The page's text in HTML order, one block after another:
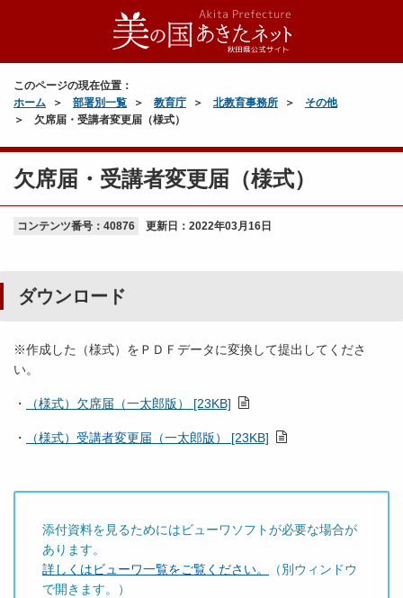
このページの現在位置：
ホーム
部署別一覧 教育庁 北教育事務所
その他
欠席届・受講者変更届（様式）
欠席届・受講者変更届（様式）
コンテンツ番号：40876 更新日： 2022年03月16日
ダウンロード
※作成した（様式）をＰＤＦデータに変換して提出してくださ
い。
・ （様式）欠席届（一太郎版） [23KB]
・ （様式）受講者変更届（一太郎版） [23KB]
添付資料を見るためにはビューワソフトが必要な場合が
あります。
詳しくはビューワ一覧をご覧ください。
（別ウィンドウ
で開きます。）